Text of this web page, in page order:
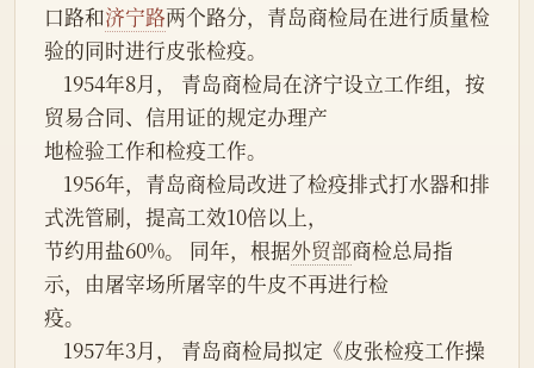
口路和济宁路两个路分，青岛商检局在进行质量检
验的同时进行皮张检疫。
贸易合同、信用证的规定办理产
地检验工作和检疫工作。
式洗管刷，提高工效10倍以上，
节约用盐60%。 同年，根据外贸部商检总局指
示，由屠宰场所屠宰的牛皮不再进行检
疫。